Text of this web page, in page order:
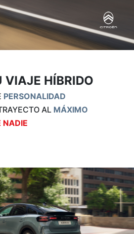
VIAJE HÍBRIDO
PERSONALIDAD
AL MÁXIMO
NADIE